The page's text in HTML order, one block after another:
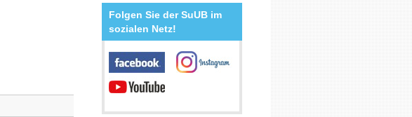
Folgen Sie der SuUB im
sozialen Netz!